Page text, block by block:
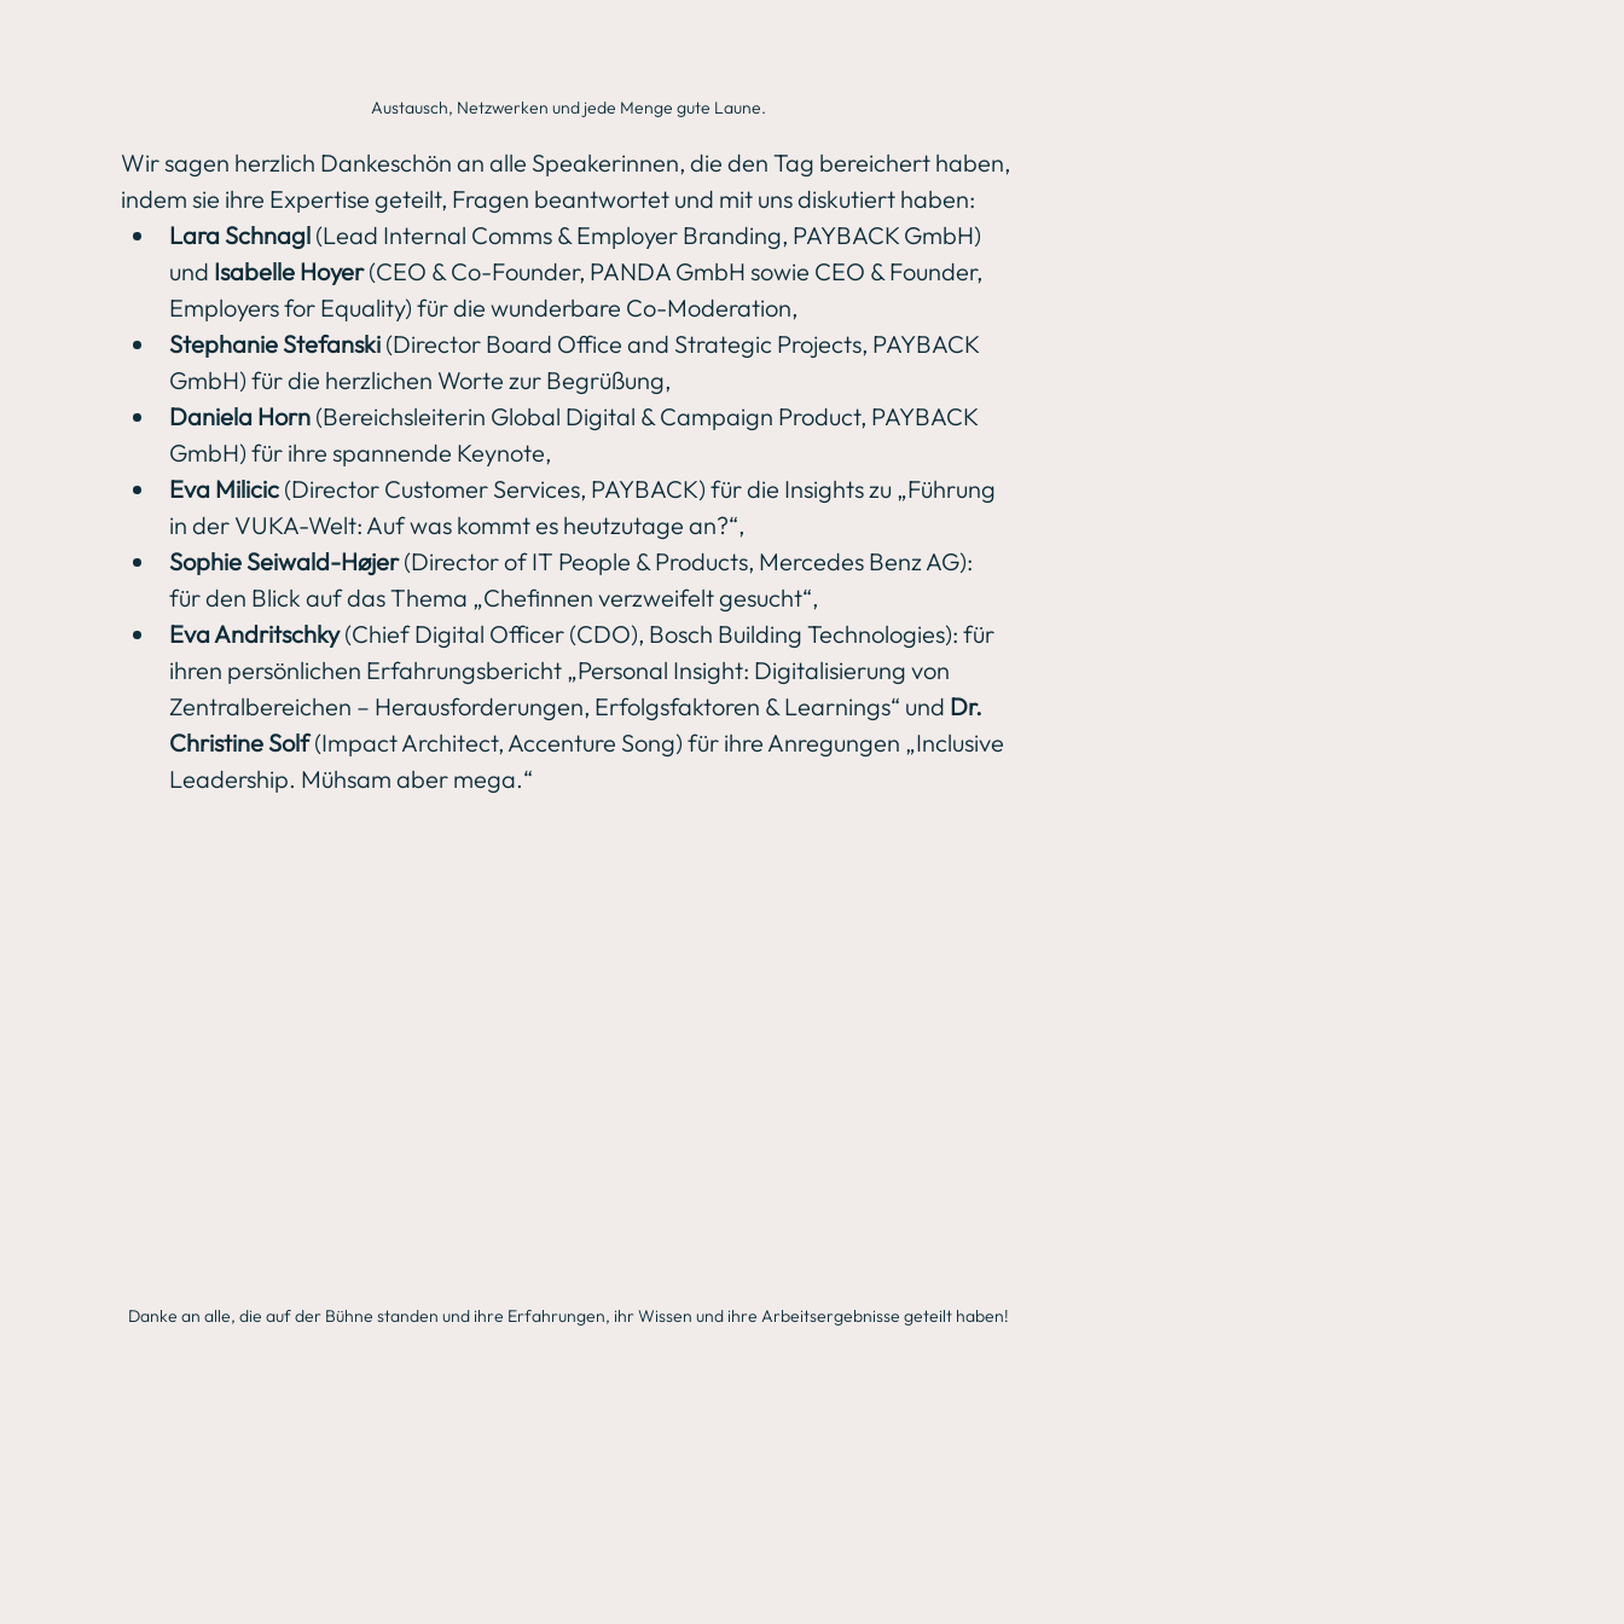
Austausch, Netzwerken und jede Menge gute Laune.
Wir sagen herzlich Dankeschön an alle Speakerinnen, die den Tag bereichert haben,
indem sie ihre Expertise geteilt, Fragen beantwortet und mit uns diskutiert haben:
Lara Schnagl (Lead Internal Comms & Employer Branding, PAYBACK GmbH)
und Isabelle Hoyer (CEO & Co-Founder, PANDA GmbH sowie CEO & Founder,
Employers for Equality) für die wunderbare Co-Moderation,
Stephanie Stefanski (Director Board Office and Strategic Projects, PAYBACK
GmbH) für die herzlichen Worte zur Begrüßung,
Daniela Horn (Bereichsleiterin Global Digital & Campaign Product, PAYBACK
GmbH) für ihre spannende Keynote,
Eva Milicic (Director Customer Services, PAYBACK) für die Insights zu „Führung
in der VUKA-Welt: Auf was kommt es heutzutage an?“,
Sophie Seiwald-Højer (Director of IT People & Products, Mercedes Benz AG):
für den Blick auf das Thema „Chefinnen verzweifelt gesucht“,
Eva Andritschky (Chief Digital Officer (CDO), Bosch Building Technologies): für
ihren persönlichen Erfahrungsbericht „Personal Insight: Digitalisierung von
Zentralbereichen – Herausforderungen, Erfolgsfaktoren & Learnings“ und Dr.
Christine Solf (Impact Architect, Accenture Song) für ihre Anregungen „Inclusive
Leadership. Mühsam aber mega.“
Danke an alle, die auf der Bühne standen und ihre Erfahrungen, ihr Wissen und ihre Arbeitsergebnisse geteilt haben!